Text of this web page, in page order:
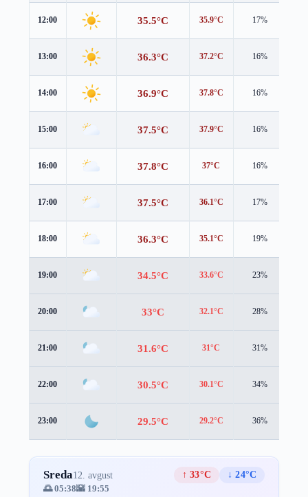
12:00 35.5°C 35.9°C 17%
13:00 36.3°C 37.2°C 16%
14:00 36.9°C 37.8°C 16%
15:00 37.5°C 37.9°C 16%
16:00 37.8°C 37°C 16%
17:00 37.5°C 36.1°C 17%
18:00 36.3°C 35.1°C 19%
19:00 34.5°C 33.6°C 23%
20:00 33°C 32.1°C 28%
21:00 31.6°C 31°C 31%
22:00 30.5°C 30.1°C 34%
23:00 29.5°C 29.2°C 36%
Sreda12. avgust ↑ 33°C
↓ 24°C
🌅 05:38🌇 19:55